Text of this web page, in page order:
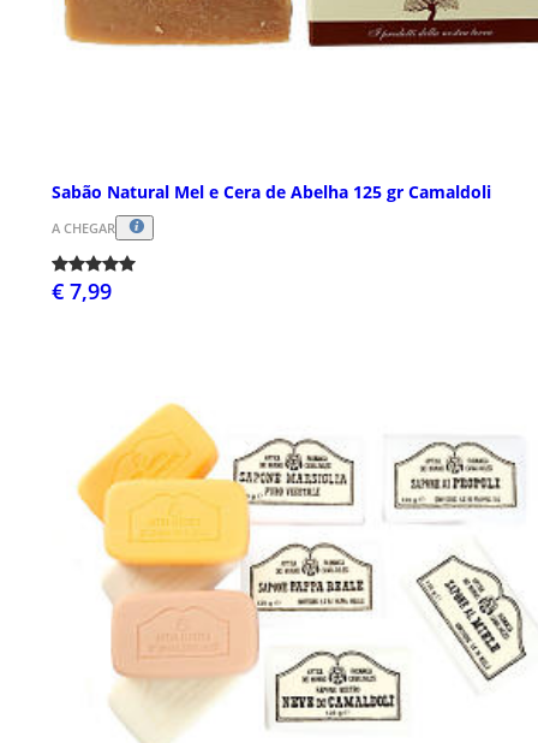
Sabão Natural Mel e Cera de Abelha 125 gr Camaldoli
A CHEGAR
€ 7,99